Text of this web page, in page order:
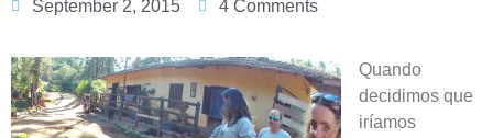
September 2, 2015 4 Comments
Quando
decidimos que
iríamos